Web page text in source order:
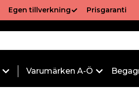
Egen tillverkning Prisgaranti
Varumärken A-Ö